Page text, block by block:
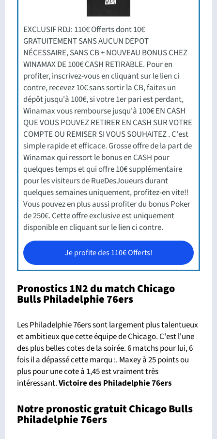
EXCLUSIF RDJ: 110€ Offerts dont 10€
GRATUITEMENT SANS AUCUN DEPOT
NÉCESSAIRE, SANS CB + NOUVEAU BONUS CHEZ
WINAMAX DE 100€ CASH RETIRABLE. Pour en
profiter, inscrivez-vous en cliquant sur le lien ci
contre, recevez 10€ sans sortir la CB, faites un
dépôt jusqu'à 100€, si votre 1er pari est perdant,
Winamax vous rembourse jusqu'à 100€ EN CASH
QUE VOUS POUVEZ RETIRER EN CASH SUR VOTRE
COMPTE OU REMISER SI VOUS SOUHAITEZ . C'est
simple rapide et efficace. Grosse offre de la part de
Winamax qui ressort le bonus en CASH pour
quelques temps et qui offre 10€ supplémentaire
pour les visiteurs de RueDesJoueurs durant
quelques semaines uniquement, profitez-en vite!!
Vous pouvez en plus aussi profiter du bonus Poker
de 250€. Cette offre exclusive est uniquement
disponible en cliquant sur le lien ci contre.
Je profite des 110€ Offerts!
Pronostics 1N2 du match Chicago
Bulls Philadelphie 76ers
Les Philadelphie 76ers sont largement plus talentueux
et ambitieux que cette équipe de Chicago. C'est l'une
des plus belles cotes de la soirée. 6 matchs pour lui, 6
fois il a dépassé cette marqu :. Maxey à 25 points ou
plus pour une cote à 1,45 est vraiment très
intéressant.Victoire des Philadelphie 76ers
Notre pronostic gratuit Chicago Bulls
Philadelphie 76ers